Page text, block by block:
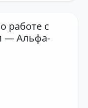
работе с
— Альфа-